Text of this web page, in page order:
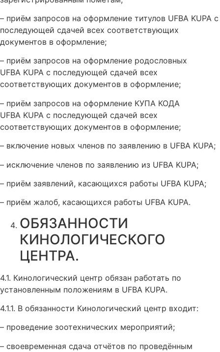
– приём запросов на оформление титулов UFBA KUPA с
последующей сдачей всех соответствующих
документов в оформление;
– приём запросов на оформление родословных
UFBA KUPA с последующей сдачей всех
соответствующих документов в оформление;
– приём запросов на оформление КУПА КОДА
UFBA KUPA с последующей сдачей всех
соответствующих документов в оформление;
– включение новых членов по заявлению в UFBA KUPA;
– исключение членов по заявлению из UFBA KUPA;
– приём заявлений, касающихся работы UFBA KUPA;
– приём жалоб, касающихся работы UFBA KUPA.
ОБЯЗАННОСТИ
КИНОЛОГИЧЕСКОГО
ЦЕНТРА.
4.1. Кинологический центр обязан работать по
установленным положениям в UFBA KUPA.
4.1.1. В обязанности Кинологический центр входит:
– проведение зоотехнических мероприятий;
– своевременная сдача отчётов по проведённым